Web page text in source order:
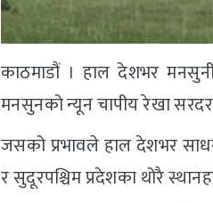
काठमाडौं । हाल देशभर
मनसुनको न्यून चापीय रेखा
जसको प्रभावले हाल देशभर
र सुदूरपश्चिम प्रदेशका थोरै